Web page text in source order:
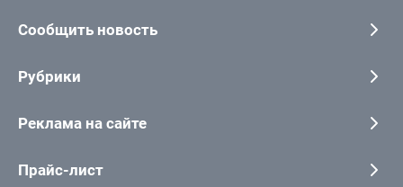
Сообщить новость
Рубрики
Реклама на сайте
Прайс-лист